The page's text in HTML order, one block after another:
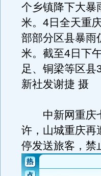
个乡镇降下大暴
米。4日全天重
部部分区县暴雨
米。截至4日下
足、铜梁等区
新社发谢捷 摄
中新网重庆七
许，山城重庆再
停发送旅客，禁